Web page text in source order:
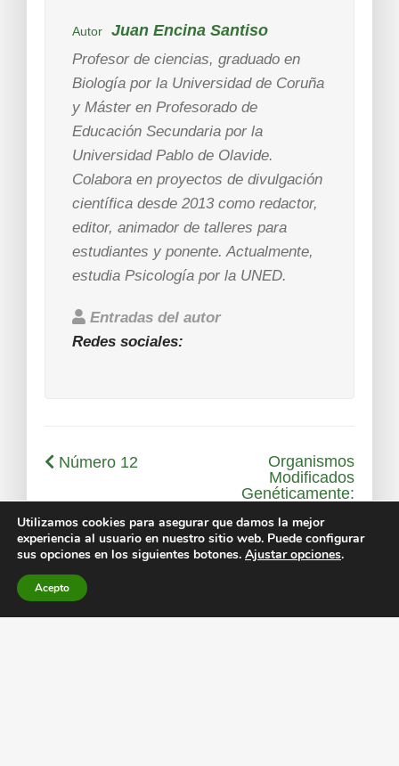
Autor Juan Encina Santiso
Profesor de ciencias, graduado en
Biología por la Universidad de Coruña
y Máster en Profesorado de
Educación Secundaria por la
Universidad Pablo de Olavide.
Colabora en proyectos de divulgación
científica desde 2013 como redactor,
editor, animador de talleres para
estudiantes y ponente. Actualmente,
estudia Psicología por la UNED.
Entradas del autor
Redes sociales:
Número 12
Organismos
Modificados
Genéticamente:
introspectiva al
pasado, presente y
futuro
Utilizamos cookies para asegurar que damos la mejor
experiencia al usuario en nuestro sitio web. Puede configurar
sus opciones en los siguientes botones. Ajustar opciones.
Acepto